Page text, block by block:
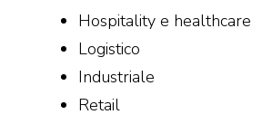
Hospitality e healthcare
Logistico
Industriale
Retail